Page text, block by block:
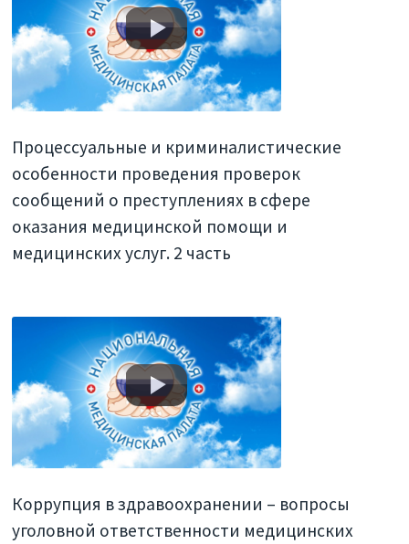
Процессуальные и криминалистические
особенности проведения проверок
сообщений о преступлениях в сфере
оказания медицинской помощи и
медицинских услуг. 2 часть
Коррупция в здравоохранении – вопросы
уголовной ответственности медицинских